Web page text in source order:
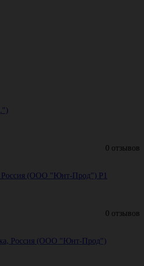
0 отзывов
Россия (ООО "Юнт-Прод") Р1
0 отзывов
Россия (ООО "Юнт-Прод")